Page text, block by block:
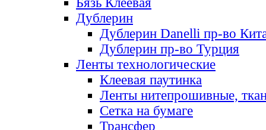
Дублерин
Дублерин Danelli пр-во
Дублерин пр-во Турция
Ленты технологические
Клеевая паутинка
Ленты нитепрошивные,
Сетка на бумаге
Трансфер